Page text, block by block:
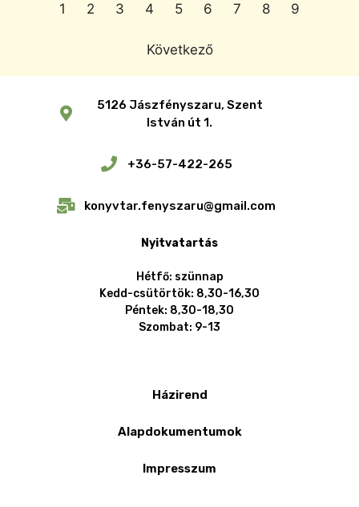
1 2 3 4 5 6 7 8 9
Következő
5126 Jászfényszaru, Szent
István út 1.
+36-57-422-265
konyvtar.fenyszaru@gmail.com
Nyitvatartás
Hétfő: szünnap
Kedd-csütörtök: 8,30-16,30
Péntek: 8,30-18,30
Szombat: 9-13
Házirend
Alapdokumentumok
Impresszum